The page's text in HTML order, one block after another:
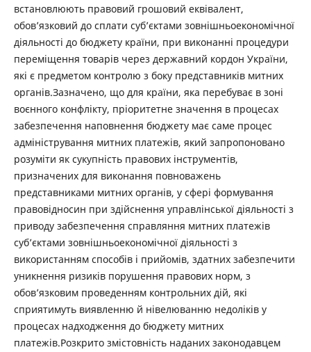
встановлюють правовий грошовий еквівалент,
обов’язковий до сплати суб’єктами зовнішньоекономічної
діяльності до бюджету країни, при виконанні процедури
переміщення товарів через державний кордон України,
які є предметом контролю з боку представників митних
органів.Зазначено, що для країни, яка перебуває в зоні
воєнного конфлікту, пріоритетне значення в процесах
забезпечення наповнення бюджету має саме процес
адміністрування митних платежів, який запропоновано
розуміти як сукупність правових інструментів,
призначених для виконання повноважень
представниками митних органів, у сфері формування
правовідносин при здійснення управлінської діяльності з
приводу забезпечення справляння митних платежів
суб’єктами зовнішньоекономічної діяльності з
використанням способів і прийомів, здатних забезпечити
уникнення ризиків порушення правових норм, з
обов’язковим проведенням контрольних дій, які
сприятимуть виявленню й нівелюванню недоліків у
процесах надходження до бюджету митних
платежів.Розкрито змістовність наданих законодавцем